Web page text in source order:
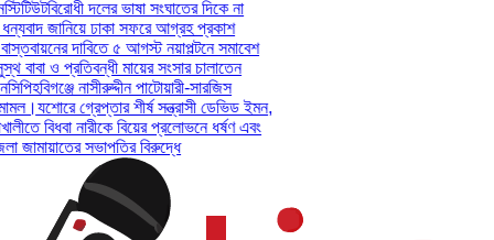
বিরোধী দলের ভাষা সংঘাতের দিকে না
জানিয়ে ঢাকা সফরে আগ্রহ প্রকাশ
দাবিতে ৫ আগস্ট নয়াপল্টনে সমাবেশ
ও প্রতিবন্ধী মায়ের সংসার চালাতেন
হবিগঞ্জে নাসীরুদ্দীন পাটোয়ারী-সারজিস
যশোরে গ্রেপ্তার শীর্ষ সন্ত্রাসী ডেভিড ইমন,
বিধবা নারীকে বিয়ের প্রলোভনে ধর্ষণ এবং
সভাপতির বিরুদ্ধে